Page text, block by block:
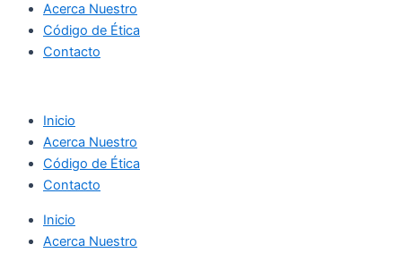
Acerca Nuestro
Código de Ética
Contacto
Inicio
Acerca Nuestro
Código de Ética
Contacto
Inicio
Acerca Nuestro